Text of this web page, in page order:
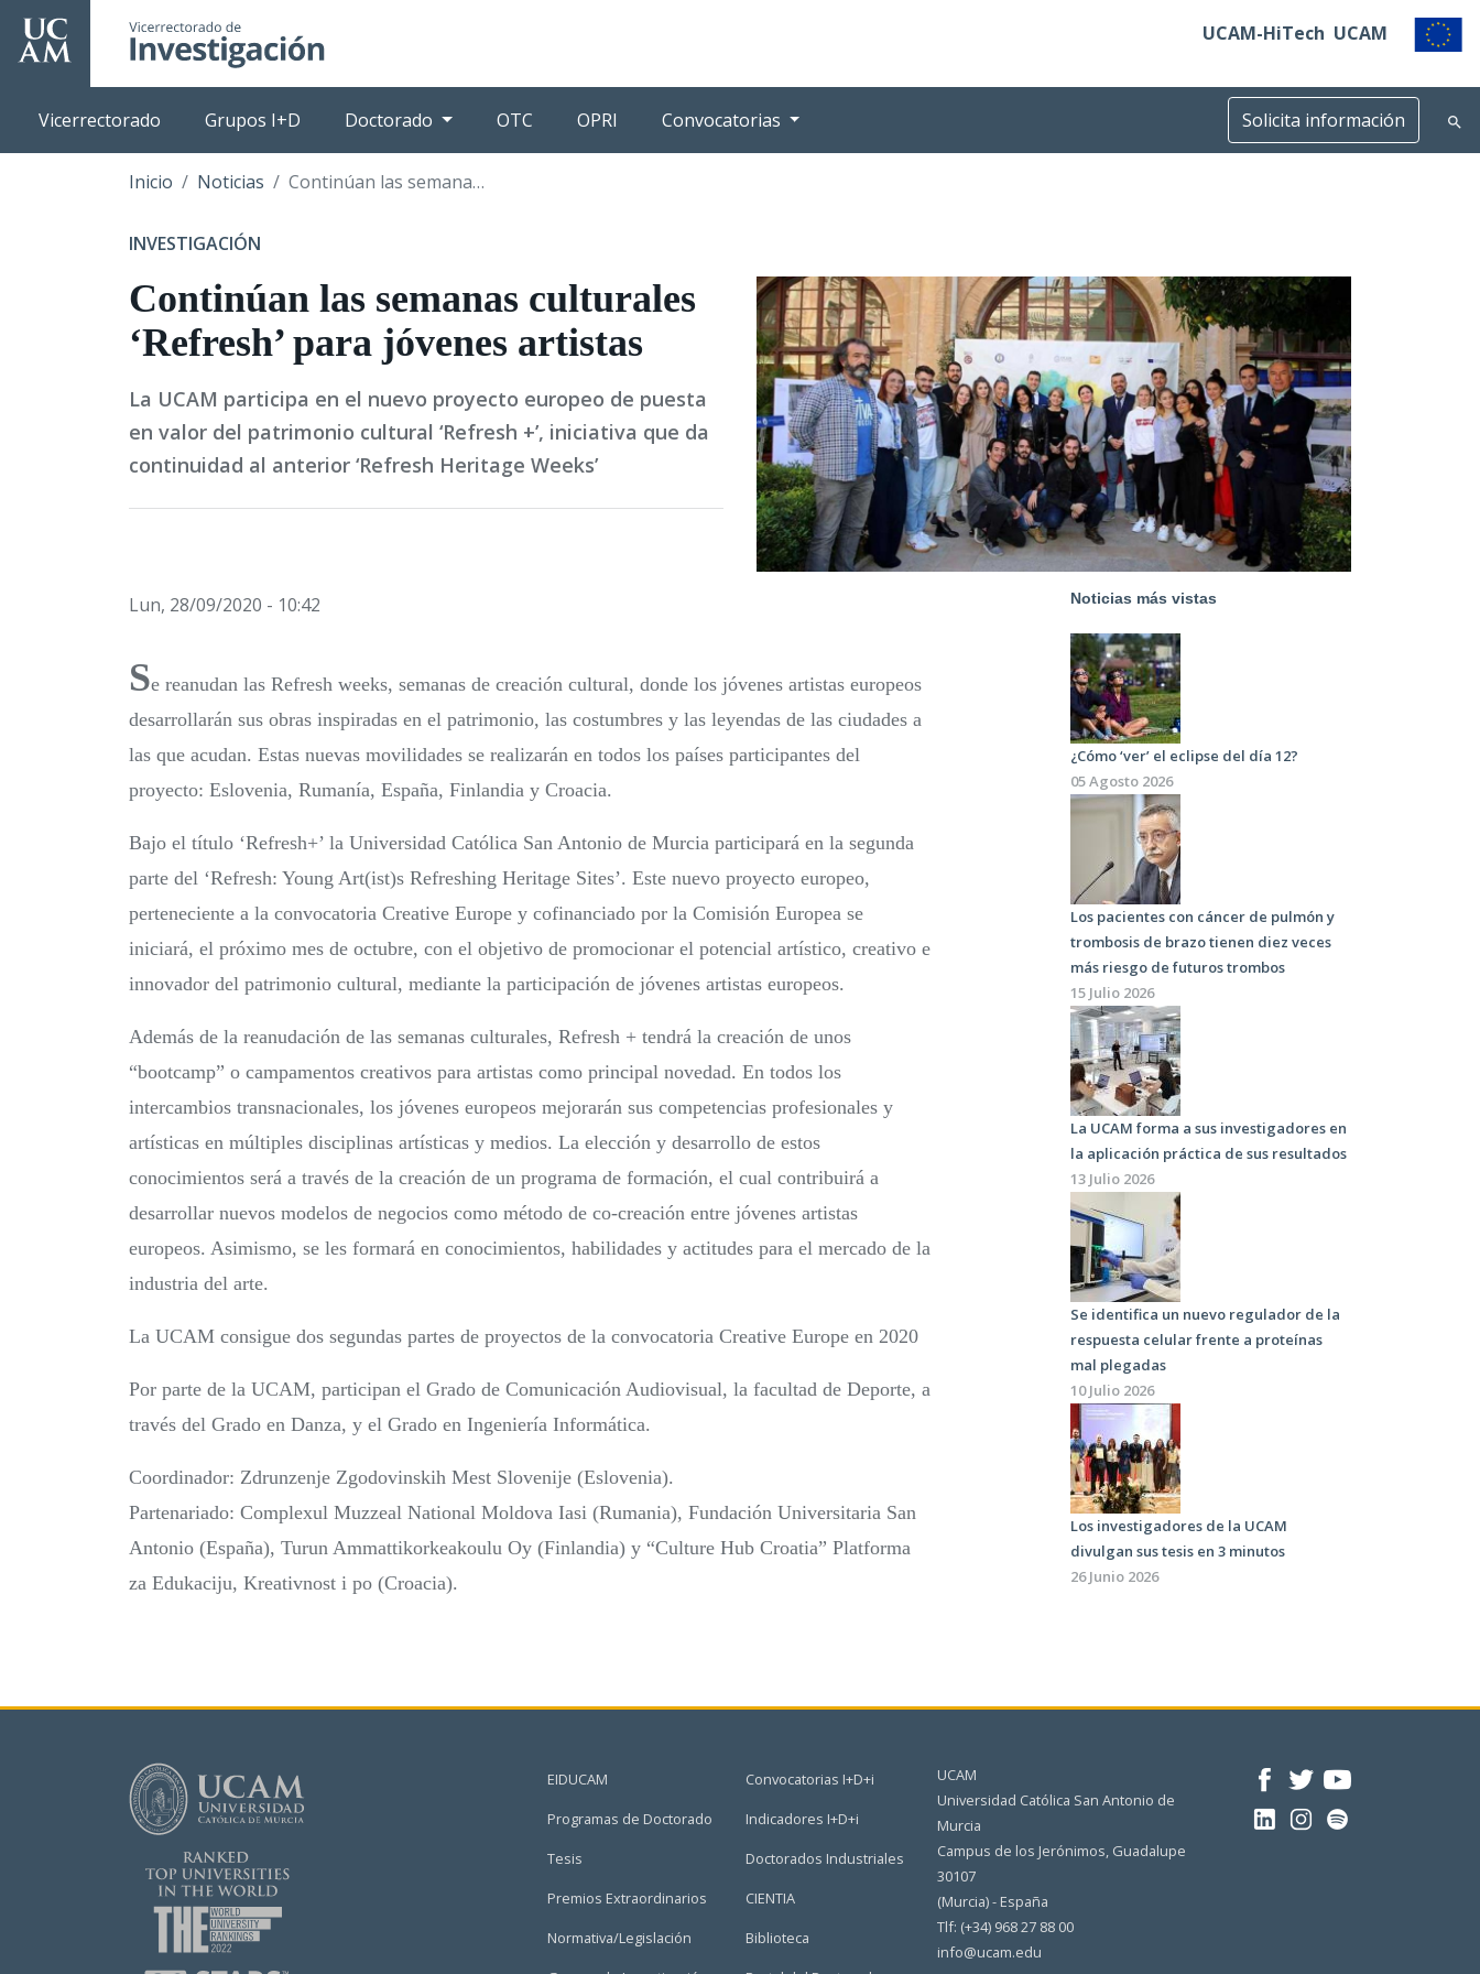
Pasar
principal
UCAM-HiTech UCAM
Vicerrectorado Grupos I+D Doctorado OTC OPRI Convocatorias Solicita información
Inicio Noticias Continúan las semanas culturales ‘Refresh’ para jóvenes artistas
INVESTIGACIÓN
Continúan las semanas culturales
‘Refresh’ para jóvenes artistas
La UCAM participa en el nuevo proyecto europeo de puesta
en valor del patrimonio cultural ‘Refresh +’, iniciativa que da
continuidad al anterior ‘Refresh Heritage Weeks’
Lun, 28/09/2020 - 10:42
Se reanudan las Refresh weeks, semanas de creación cultural, donde los jóvenes artistas europeos
desarrollarán sus obras inspiradas en el patrimonio, las costumbres y las leyendas de las ciudades a
las que acudan. Estas nuevas movilidades se realizarán en todos los países participantes del
proyecto: Eslovenia, Rumanía, España, Finlandia y Croacia.
Bajo el título ‘Refresh+’ la Universidad Católica San Antonio de Murcia participará en la segunda
parte del ‘Refresh: Young Art(ist)s Refreshing Heritage Sites’. Este nuevo proyecto europeo,
perteneciente a la convocatoria Creative Europe y cofinanciado por la Comisión Europea se
iniciará, el próximo mes de octubre, con el objetivo de promocionar el potencial artístico, creativo e
innovador del patrimonio cultural, mediante la participación de jóvenes artistas europeos.
Además de la reanudación de las semanas culturales, Refresh + tendrá la creación de unos
“bootcamp” o campamentos creativos para artistas como principal novedad. En todos los
intercambios transnacionales, los jóvenes europeos mejorarán sus competencias profesionales y
artísticas en múltiples disciplinas artísticas y medios. La elección y desarrollo de estos
conocimientos será a través de la creación de un programa de formación, el cual contribuirá a
desarrollar nuevos modelos de negocios como método de co-creación entre jóvenes artistas
europeos. Asimismo, se les formará en conocimientos, habilidades y actitudes para el mercado de la
industria del arte.
La UCAM consigue dos segundas partes de proyectos de la convocatoria Creative Europe en 2020
Por parte de la UCAM, participan el Grado de Comunicación Audiovisual, la facultad de Deporte, a
través del Grado en Danza, y el Grado en Ingeniería Informática.
Coordinador: Zdrunzenje Zgodovinskih Mest Slovenije (Eslovenia).
Partenariado: Complexul Muzzeal National Moldova Iasi (Rumania), Fundación Universitaria San
Antonio (España), Turun Ammattikorkeakoulu Oy (Finlandia) y “Culture Hub Croatia” Platforma
za Edukaciju, Kreativnost i po (Croacia).
Noticias más vistas
¿Cómo ‘ver’ el eclipse del día 12?
05 Agosto 2026
Los pacientes con cáncer de pulmón y
trombosis de brazo tienen diez veces
más riesgo de futuros trombos
15 Julio 2026
La UCAM forma a sus investigadores en
la aplicación práctica de sus resultados
13 Julio 2026
Se identifica un nuevo regulador de la
respuesta celular frente a proteínas
mal plegadas
10 Julio 2026
Los investigadores de la UCAM
divulgan sus tesis en 3 minutos
26 Junio 2026
EIDUCAM
Programas de Doctorado
Tesis
Premios Extraordinarios
Normativa/Legislación
Convocatorias I+D+i
Indicadores I+D+i
Doctorados Industriales
CIENTIA
Biblioteca
UCAM
Universidad Católica San Antonio de
Murcia
Campus de los Jerónimos, Guadalupe
30107
(Murcia) - España
Tlf: (+34) 968 27 88 00
info@ucam.edu